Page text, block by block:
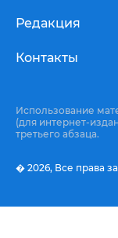
Редакция
Контакты
Использование
(для интернет-
третьего абзаца.
� 2026, Все права